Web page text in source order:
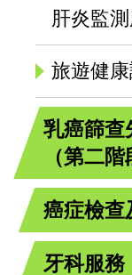
肝炎監
旅遊健
乳癌篩查
（第二階
癌症檢查
牙科服務